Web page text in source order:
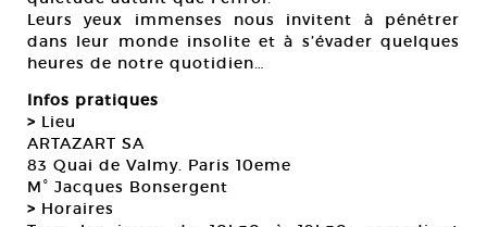
Leurs yeux immenses nous invitent à pénétrer
dans leur monde insolite et à s’évader quelques
heures de notre quotidien…
Infos pratiques
> Lieu
ARTAZART SA
83 Quai de Valmy. Paris 10eme
M° Jacques Bonsergent
> Horaires